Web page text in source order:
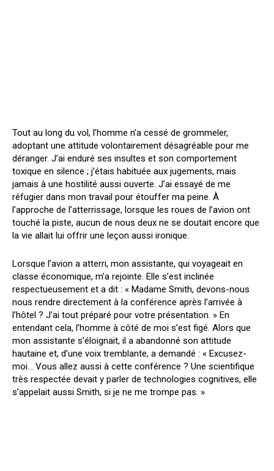
Tout au long du vol, l’homme n’a cessé de grommeler,
adoptant une attitude volontairement désagréable pour me
déranger. J’ai enduré ses insultes et son comportement
toxique en silence ; j’étais habituée aux jugements, mais
jamais à une hostilité aussi ouverte. J’ai essayé de me
réfugier dans mon travail pour étouffer ma peine. À
l’approche de l’atterrissage, lorsque les roues de l’avion ont
touché la piste, aucun de nous deux ne se doutait encore que
la vie allait lui offrir une leçon aussi ironique.
Lorsque l’avion a atterri, mon assistante, qui voyageait en
classe économique, m’a rejointe. Elle s’est inclinée
respectueusement et a dit : « Madame Smith, devons-nous
nous rendre directement à la conférence après l’arrivée à
l’hôtel ? J’ai tout préparé pour votre présentation. » En
entendant cela, l’homme à côté de moi s’est figé. Alors que
mon assistante s’éloignait, il a abandonné son attitude
hautaine et, d’une voix tremblante, a demandé : « Excusez-
moi… Vous allez aussi à cette conférence ? Une scientifique
très respectée devait y parler de technologies cognitives, elle
s’appelait aussi Smith, si je ne me trompe pas. »